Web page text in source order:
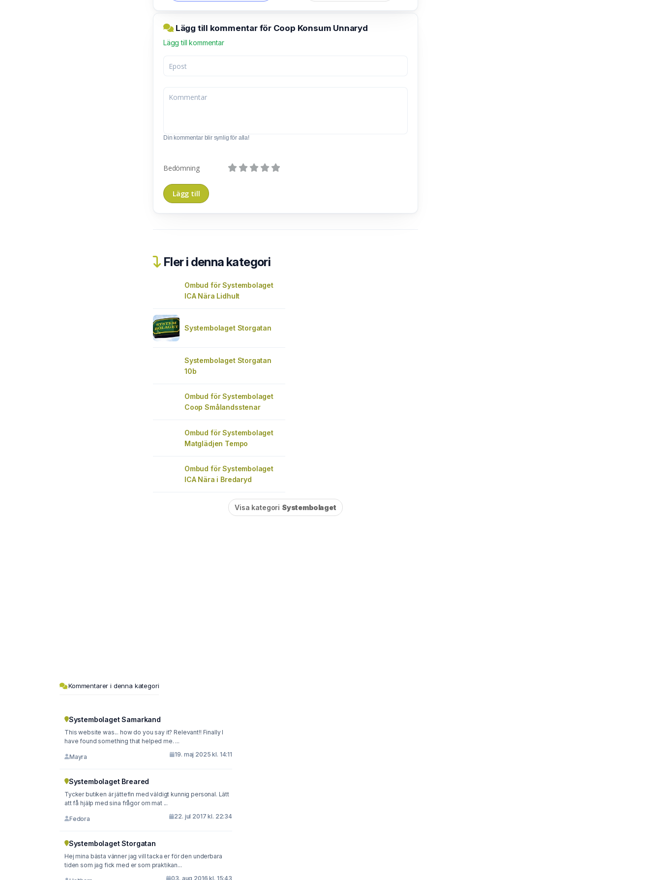
Lägg till kommentar för Coop Konsum Unnaryd
Lägg till kommentar
Din kommentar blir synlig för alla!
Bedömning
Fler i denna kategori
Ombud för Systembolaget
ICA Nära Lidhult
Systembolaget Storgatan
Systembolaget Storgatan
10b
Ombud för Systembolaget
Coop Smålandsstenar
Ombud för Systembolaget
Matglädjen Tempo
Ombud för Systembolaget
ICA Nära i Bredaryd
Visa kategori Systembolaget
Kommentarer i denna kategori
Systembolaget Samarkand
This website was... how do you say it? Relevant!! Finally I
have found something that helped me. ...
Mayra 19. maj 2025 kl. 14:11
Systembolaget Breared
Tycker butiken är jättefin med väldigt kunnig personal. Lätt
att få hjälp med sina frågor om mat ...
Fedora 22. jul 2017 kl. 22:34
Systembolaget Storgatan
Hej mina bästa vänner jag vill tacka er för den underbara
tiden som jag fick med er som praktikan...
03. aug 2016 kl. 15:43